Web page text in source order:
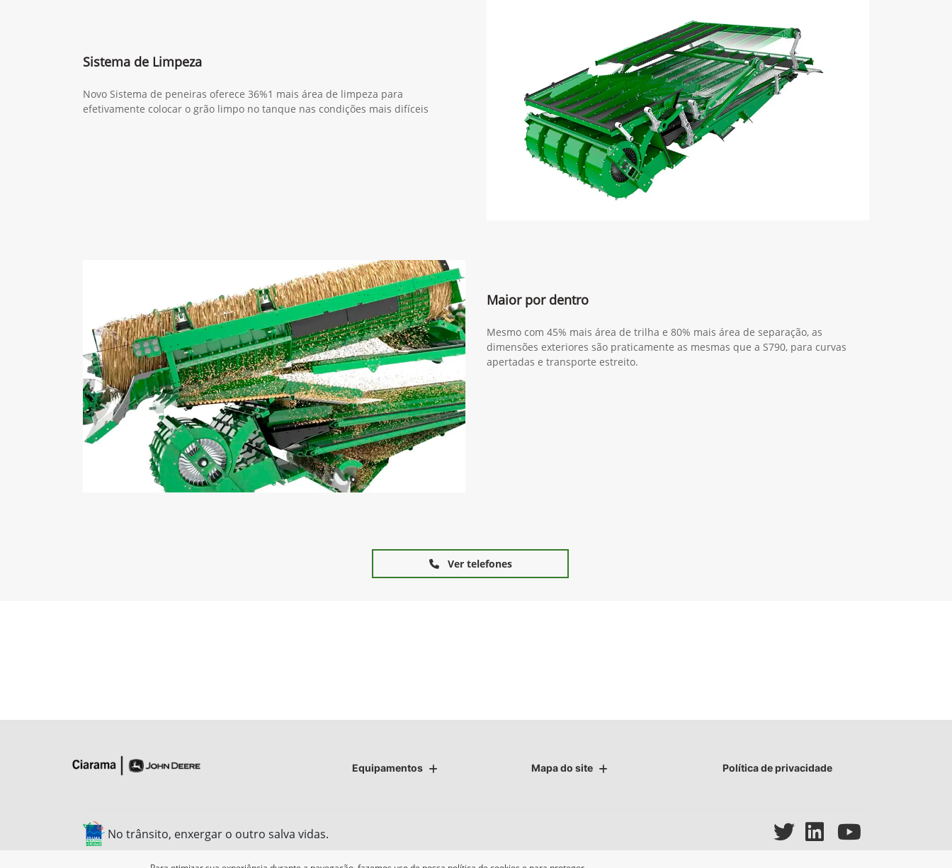
Sistema de Limpeza
Novo Sistema de peneiras oferece 36%1 mais área de limpeza para
efetivamente colocar o grão limpo no tanque nas condições mais difíceis
Maior por dentro
Mesmo com 45% mais área de trilha e 80% mais área de separação, as
dimensões exteriores são praticamente as mesmas que a S790, para curvas
apertadas e transporte estreito.
Ver telefones
Equipamentos Mapa do site Política de privacidade
No trânsito, enxergar o outro salva vidas.